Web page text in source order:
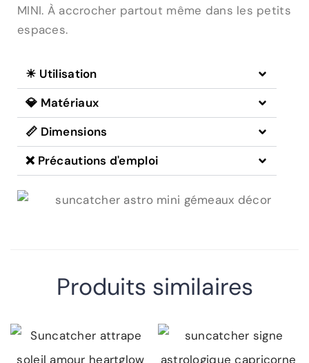
MINI. À accrocher partout même dans les petits
espaces.
☀ Utilisation
💎 Matériaux
📏 Dimensions
❌ Précautions d'emploi
Produits similaires